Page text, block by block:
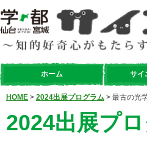
ホーム サイ
HOME > 2024出展プログラム > 最古の光
2024出展プ